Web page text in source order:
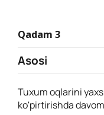
Qadam 3
Asosi
Tuxum oqlarini
ko'pirtirishda